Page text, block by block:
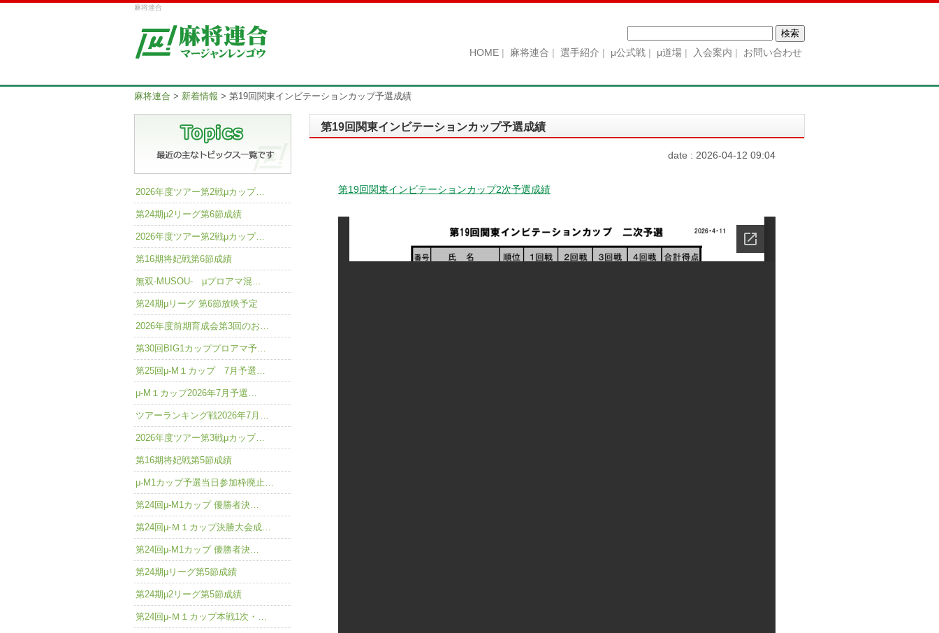
麻将連合
索:
HOME 麻将連合 選手紹介 μ公式戦 μ道場 入会案内 お問い合わせ
麻将連合 > 新着情報 > 第19回関東インビテーションカップ予選成績
第19回関東インビテーションカップ予選成績
date : 2026-04-12 09:04
第19回関東インビテーションカップ2次予選成績
2026年度ツアー第2戦μカップ…
第24期μ2リーグ第6節成績
2026年度ツアー第2戦μカップ…
第16期将妃戦第6節成績
無双-MUSOU- μプロアマ混…
第24期μリーグ 第6節放映予定
2026年度前期育成会第3回のお…
第30回BIG1カッププロアマ予…
第25回μ-M１カップ 7月予選…
μ-M１カップ2026年7月予選…
ツアーランキング戦2026年7月…
2026年度ツアー第3戦μカップ…
第16期将妃戦第5節成績
μ-M1カップ予選当日参加枠廃止…
第24回μ-M1カップ 優勝者決…
第24回μ-Ｍ１カップ決勝大会成…
第24回μ-M1カップ 優勝者決…
第24期μリーグ第5節成績
第24期μ2リーグ第5節成績
第24回μ-Ｍ１カップ本戦1次・…